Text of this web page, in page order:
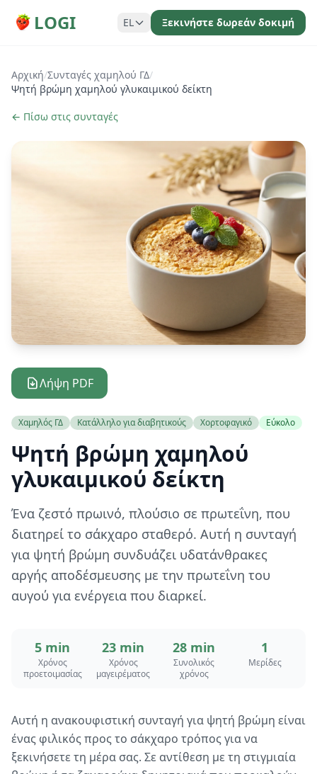
LOGI EL Ξεκινήστε δωρεάν δοκιμή
Αρχική/Συνταγές χαμηλού ΓΔ/
Ψητή βρώμη χαμηλού γλυκαιμικού δείκτη
← Πίσω στις συνταγές
Λήψη PDF
Χαμηλός ΓΔ Κατάλληλο για διαβητικούς Χορτοφαγικό Εύκολο
Ψητή βρώμη χαμηλού
γλυκαιμικού δείκτη
Ένα ζεστό πρωινό, πλούσιο σε πρωτεΐνη, που
διατηρεί το σάκχαρο σταθερό. Αυτή η συνταγή
για ψητή βρώμη συνδυάζει υδατάνθρακες
αργής αποδέσμευσης με την πρωτεΐνη του
αυγού για ενέργεια που διαρκεί.
5 min
Χρόνος
προετοιμασίας
23 min
Χρόνος
μαγειρέματος
28 min
Συνολικός
χρόνος
1
Μερίδες
Αυτή η ανακουφιστική συνταγή για ψητή βρώμη είναι
ένας φιλικός προς το σάκχαρο τρόπος για να
ξεκινήσετε τη μέρα σας. Σε αντίθεση με τη στιγμιαία